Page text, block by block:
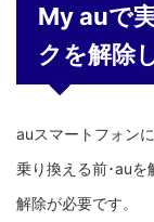
My auで
クを解除
auスマートフォン
乗り換える前･auを
解除が必要です。